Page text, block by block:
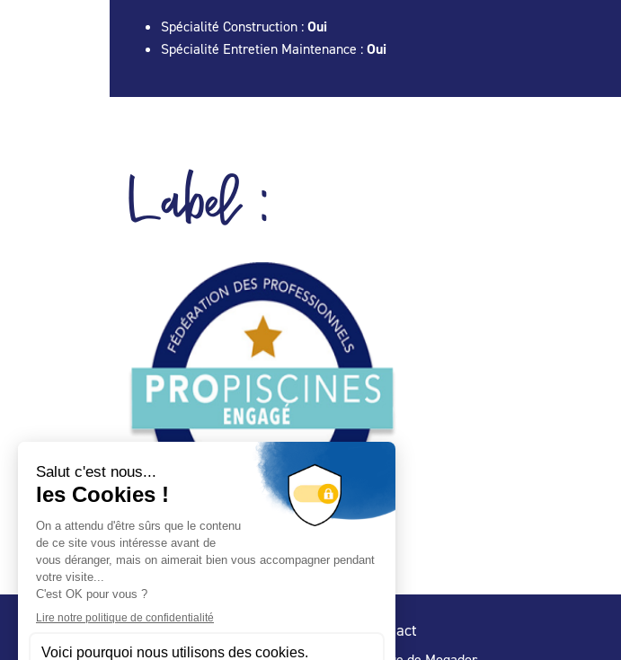
Spécialité Construction : Oui
Spécialité Entretien Maintenance : Oui
Label :
Contact